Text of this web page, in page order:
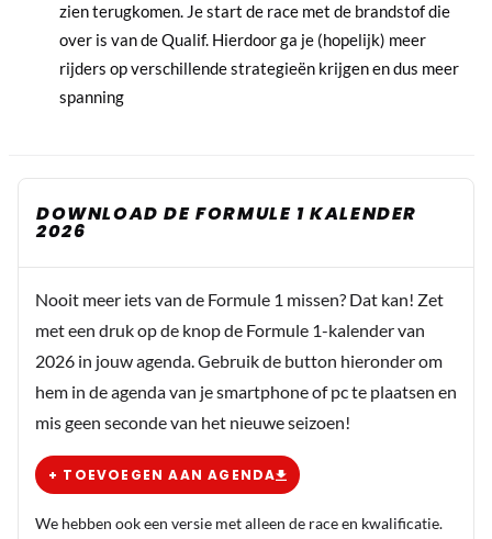
zien terugkomen. Je start de race met de brandstof die
over is van de Qualif. Hierdoor ga je (hopelijk) meer
rijders op verschillende strategieën krijgen en dus meer
spanning
DOWNLOAD DE FORMULE 1 KALENDER
2026
Nooit meer iets van de Formule 1 missen? Dat kan! Zet
met een druk op de knop de Formule 1-kalender van
2026 in jouw agenda. Gebruik de button hieronder om
hem in de agenda van je smartphone of pc te plaatsen en
mis geen seconde van het nieuwe seizoen!
+ TOEVOEGEN AAN AGENDA
We hebben ook een versie met alleen de race en kwalificatie.